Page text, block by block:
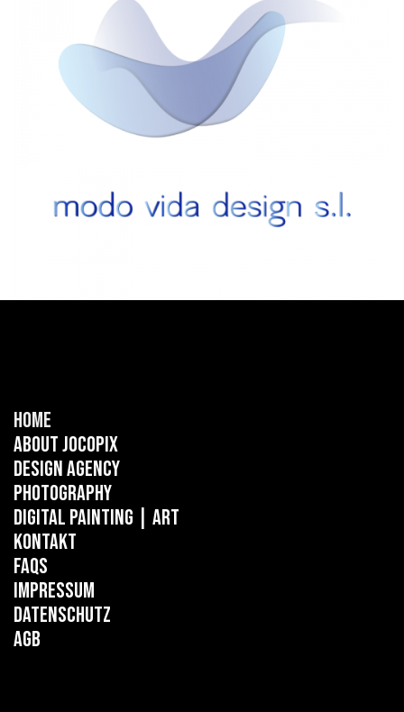
Home
About Jocopix
Design Agency
Photography
Digital Painting | ART
Kontakt
FAQs
Impressum
Datenschutz
AGB